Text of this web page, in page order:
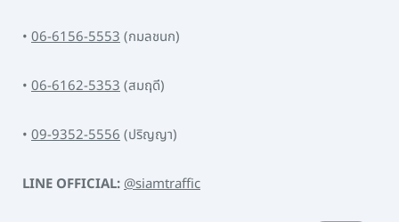
• 06-6156-5553(กมลชนก)
• 06-6162-5353(สมฤดี)
• 09-9352-5556(ปริญญา)
LINE OFFICIAL:@siamtraffic